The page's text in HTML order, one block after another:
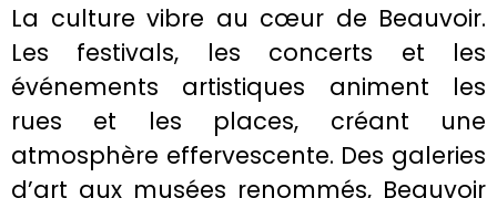
La culture vibre au cœur de Beauvoir.
Les festivals, les concerts et les
événements artistiques animent les
rues et les places, créant une
atmosphère effervescente. Des galeries
d’art aux musées renommés, Beauvoir